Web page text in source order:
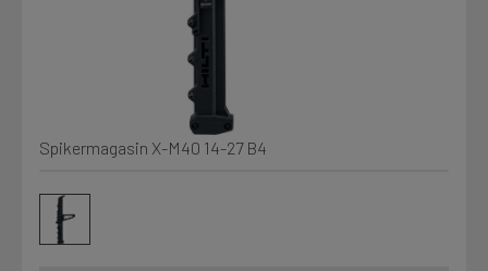
Kjemi, vindsperre og branntetting
Prislister
Firmainformasjon
Spikermagasin X-M40 14-27 B4